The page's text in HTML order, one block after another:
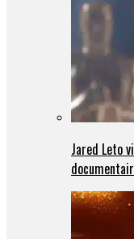
Jared Leto